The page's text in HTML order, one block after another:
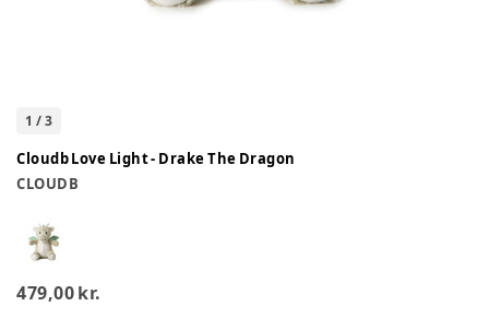
1 /3
Cloudb Love Light - Drake The Dragon
CLOUDB
479,00 kr.